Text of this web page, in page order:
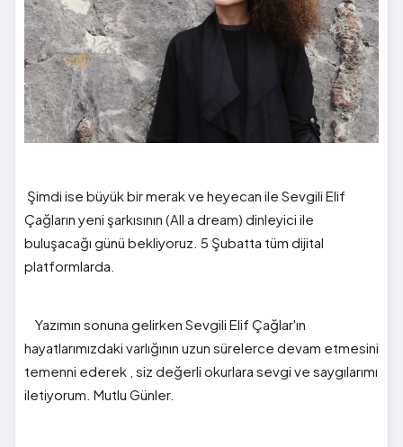
Şimdi ise büyük bir merak ve heyecan ile Sevgili Elif
Çağların yeni şarkısının (All a dream) dinleyici ile
buluşacağı günü bekliyoruz. 5 Şubatta tüm dijital
platformlarda.
Yazımın sonuna gelirken Sevgili Elif Çağlar'ın
hayatlarımızdaki varlığının uzun sürelerce devam etmesini
temenni ederek , siz değerli okurlara sevgi ve saygılarımı
iletiyorum. Mutlu Günler.